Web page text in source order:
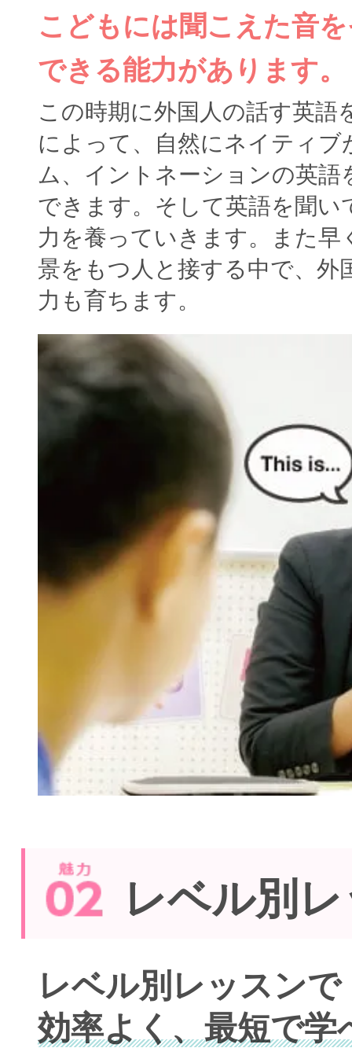
こどもには聞こえた音
できる能力があります。
この時期に外国人の話す英語
によって、自然にネイティブ
ム、イントネーションの英語
できます。そして英語を聞い
力を養っていきます。また早
景をもつ人と接する中で、外
力も育ちます。
レベル別
レベル別レッスンで
効率よく、最短で学